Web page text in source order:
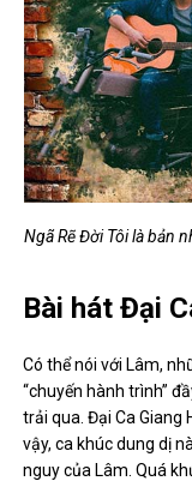
Ngã Rẽ Đời Tôi là bản
Bài hát Đại
Có thể nói với Lâm,
“chuyến hành trình”
trải qua. Đại Ca Giang
vậy, ca khúc dung dị
nguy của Lâm. Quá